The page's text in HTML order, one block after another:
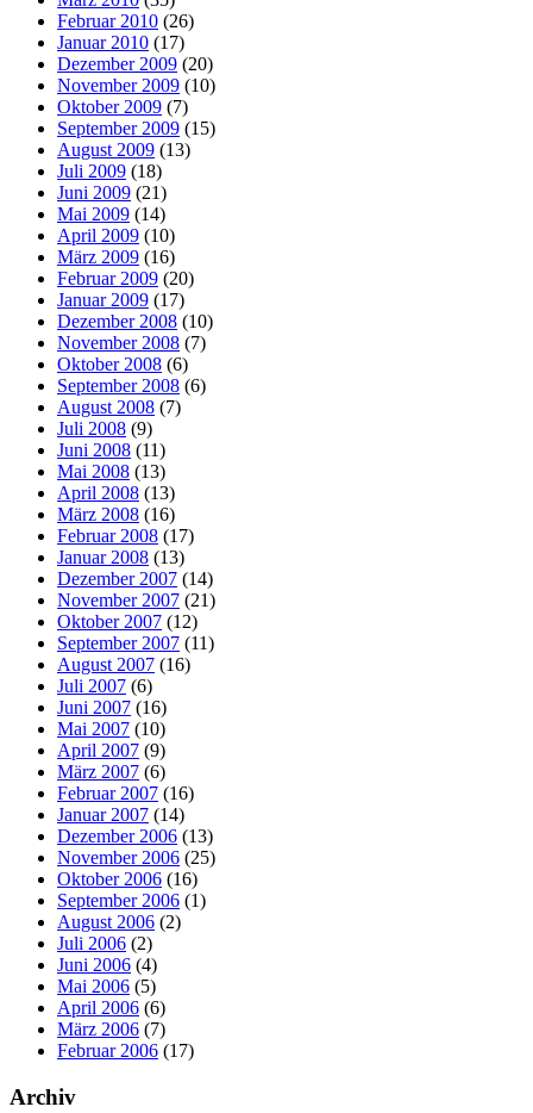
Februar 2010 (26)
Januar 2010 (17)
Dezember 2009 (20)
November 2009 (10)
Oktober 2009 (7)
September 2009 (15)
August 2009 (13)
Juli 2009 (18)
Juni 2009 (21)
Mai 2009 (14)
April 2009 (10)
März 2009 (16)
Februar 2009 (20)
Januar 2009 (17)
Dezember 2008 (10)
November 2008 (7)
Oktober 2008 (6)
September 2008 (6)
August 2008 (7)
Juli 2008 (9)
Juni 2008 (11)
Mai 2008 (13)
April 2008 (13)
März 2008 (16)
Februar 2008 (17)
Januar 2008 (13)
Dezember 2007 (14)
November 2007 (21)
Oktober 2007 (12)
September 2007 (11)
August 2007 (16)
Juli 2007 (6)
Juni 2007 (16)
Mai 2007 (10)
April 2007 (9)
März 2007 (6)
Februar 2007 (16)
Januar 2007 (14)
Dezember 2006 (13)
November 2006 (25)
Oktober 2006 (16)
September 2006 (1)
August 2006 (2)
Juli 2006 (2)
Juni 2006 (4)
Mai 2006 (5)
April 2006 (6)
März 2006 (7)
Februar 2006 (17)
Archiv